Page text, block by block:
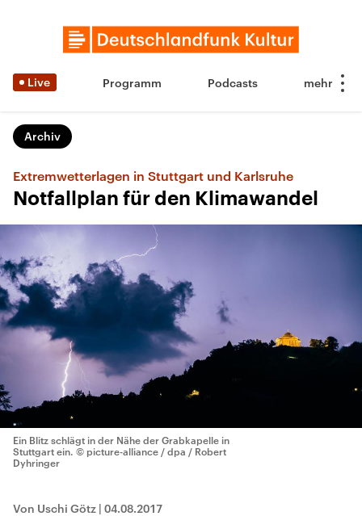
Live Programm Podcasts
Archiv
Extremwetterlagen in Stuttgart und Karlsruhe
Notfallplan für den Klimawandel
Ein Blitz schlägt in der Nähe der Grabkapelle in
Stuttgart ein. © picture-alliance / dpa / Robert
Dyhringer
Von Uschi Götz | 04.08.2017